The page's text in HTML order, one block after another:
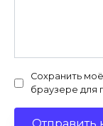
Сохранить
браузере для